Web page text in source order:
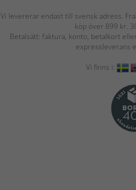
Vi levererar endast till svensk adress.
köp över 899 kr.
Betalsätt: faktura, konto, betalkort
expressleverans
Vi finns i: